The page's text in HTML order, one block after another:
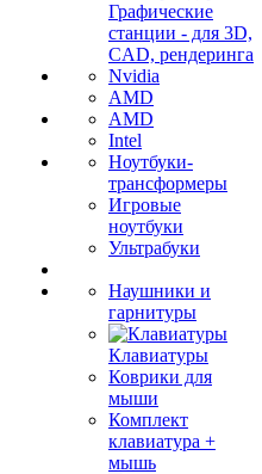
Графические
станции - для 3D,
CAD, рендеринга
Nvidia
AMD
AMD
Intel
Ноутбуки-
трансформеры
Игровые
ноутбуки
Ультрабуки
Наушники и
гарнитуры
Клавиатуры
Коврики для
мыши
Комплект
клавиатура +
мышь